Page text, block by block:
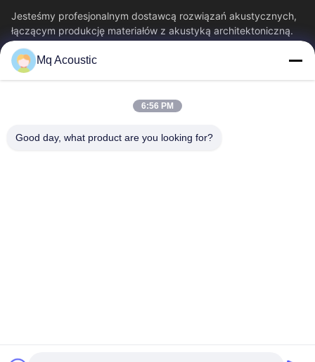
Jesteśmy profesjonalnym dostawcą rozwiązań akustycznych,
łączącym produkcję materiałów z akustyką architektoniczną.
Specjalizujemy się w panelach...
Szybkie Linki
O Nas
Wycieczka Po Fabryce
Kontrola Jakości
Mq Acoustic
6:56 PM
Good day, what product are you looking for?